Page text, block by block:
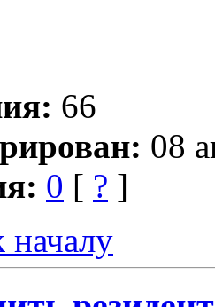
66
08
0 [ ? ]
началу